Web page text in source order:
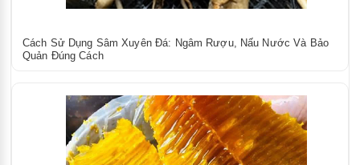
Cách Sử Dụng Sâm Xuyên Đá: Ngâm Rượu, Nấu Nước Và Bảo
Quản Đúng Cách